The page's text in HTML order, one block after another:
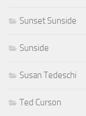
Sunset Sunside
Sunside
Susan Tedeschi
Ted Curson